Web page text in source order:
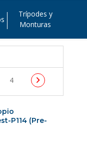
Trípodes y
Monturas
4
P114 (Pre-